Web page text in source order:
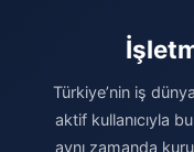
Türkiye’nin iş
aktif kullanıcıyla
aynı zamanda